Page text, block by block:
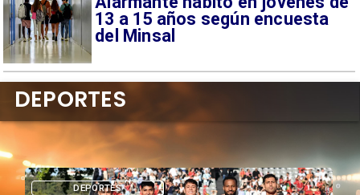
13 a 15 años según encuesta
del Minsal
DEPORTES
DEPORTES